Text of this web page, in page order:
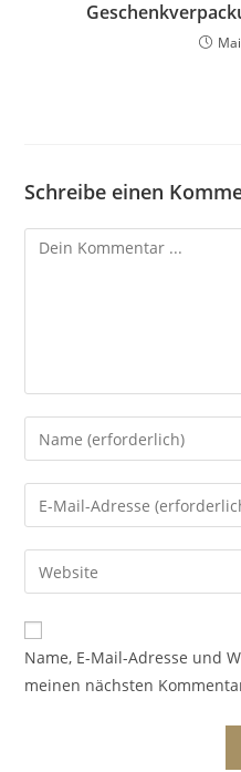
Schreibe einen
Name, E-Mail-Adresse und
meinen nächsten